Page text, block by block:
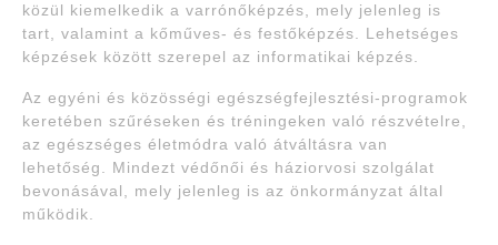
közül kiemelkedik a varrónőképzés, mely jelenleg is
tart, valamint a kőműves- és festőképzés. Lehetséges
képzések között szerepel az informatikai képzés.
Az egyéni és közösségi egészségfejlesztési-programok
keretében szűréseken és tréningeken való részvételre,
az egészséges életmódra való átváltásra van
lehetőség. Mindezt védőnői és háziorvosi szolgálat
bevonásával, mely jelenleg is az önkormányzat által
működik.